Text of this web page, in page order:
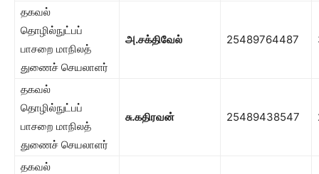
தகவல்
தொழில்நுட்பப்
பாசறை மாநிலத்
துணைச் செயலாளர்
அ.சக்திவேல் 25489764487
தகவல்
தொழில்நுட்பப்
பாசறை மாநிலத்
துணைச் செயலாளர்
சு.கதிரவன் 25489438547
தகவல்